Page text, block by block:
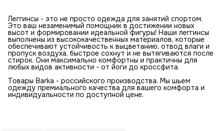
Леггинсы - это не просто одежда для занятий спортом.
Это ваш незаменимый помощник в достижении новых
высот и формировании идеальной фигуры! Наши леггинсы
выполнены из высококачественных материалов, которые
обеспечивают устойчивость к выцветанию, отвод влаги и
пропуск воздуха, быстрое сохнут и не вытягиваются после
стирок. Они максимально комфортны и практичны для
любых видов активности - от йоги до кроссфита.
Товары Barka - российского производства. Мы шьем
одежду премиального качества для вашего комфорта и
индивидуальности по доступной цене.